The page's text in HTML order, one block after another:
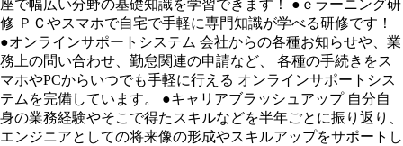
座で幅広い分野の基礎知識を学習できます！ ●ｅラーニング研
修 ＰＣやスマホで自宅で手軽に専門知識が学べる研修です！
●オンラインサポートシステム 会社からの各種お知らせや、業
務上の問い合わせ、勤怠関連の申請など、 各種の手続きをス
マホやPCからいつでも手軽に行える オンラインサポートシス
テムを完備しています。 ●キャリアブラッシュアップ 自分自
身の業務経験やそこで得たスキルなどを半年ごとに振り返り、
エンジニアとしての将来像の形成やスキルアップをサポートし